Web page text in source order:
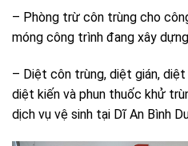
– Phòng trừ côn trùng cho
móng công trình đang xây
– Diệt côn trùng, diệt gián,
diệt kiến và phun thuốc khử
dịch vụ vệ sinh tại Dĩ An Bình